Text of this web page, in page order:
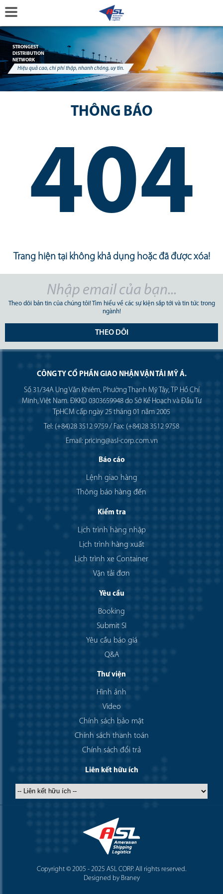
STRONGEST
DISTRIBUTION
NETWORK
Hiệu quả cao, chi phí thập, nhanh chóng, uy tín.
THÔNG BÁO
404
Trang hiện tại không khả dụng hoặc đã được xóa!
Theo dõi bản tin của chúng tôi! Tìm hiểu về các sự kiện sắp tới và tin tức trong
ngành!
THEO DÕI
CÔNG TY CỔ PHẦN GIAO NHẬN VẬN TẢI MỸ Á.
Số 31/34A Ung Văn Khiêm, Phường Thạnh Mỹ Tây, TP Hồ Chí
Minh, Việt Nam. ĐKKD 0303659948 do Sở Kế Hoạch và Đầu Tư
TpHCM cấp ngày 25 tháng 01 năm 2005
Tel: (+84)28 3512 9759 / Fax: (+84)28 3512 9758
Email: pricing@asl-corp.com.vn
Báo cáo
Lệnh giao hàng
Thông báo hàng đến
Kiểm tra
Lịch trình hàng nhập
Lịch trình hàng xuất
Lịch trình xe Container
Vận tải đơn
Yêu cầu
Booking
Submit SI
Yêu cầu báo giá
Q&A
Thư viện
Hình ảnh
Video
Chính sách bảo mật
Chính sách thanh toán
Chính sách đổi trả
Liên kết hữu ích
Copyright © 2005 - 2025 ASL CORP. All rights reserved.
Designed by Braney